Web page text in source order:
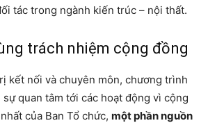
tác trong ngành kiến trúc – nội thất.
trách nhiệm cộng đồng
kết nối và chuyên môn, chương trình
quan tâm tới các hoạt động vì cộng
của Ban Tổ chức, một phần nguồn